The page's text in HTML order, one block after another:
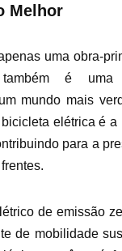
Melhor
uma obra-
é uma
mundo mais
elétrica é a
para a
de emissão
de mobilidade